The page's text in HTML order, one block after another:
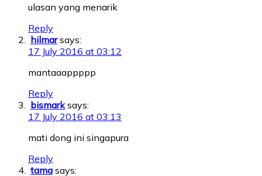
ulasan yang menarik
Reply
hilmar says:
17 July 2016 at 03:12
mantaaappppp
Reply
bismark says:
17 July 2016 at 03:13
mati dong ini singapura
Reply
tama says: